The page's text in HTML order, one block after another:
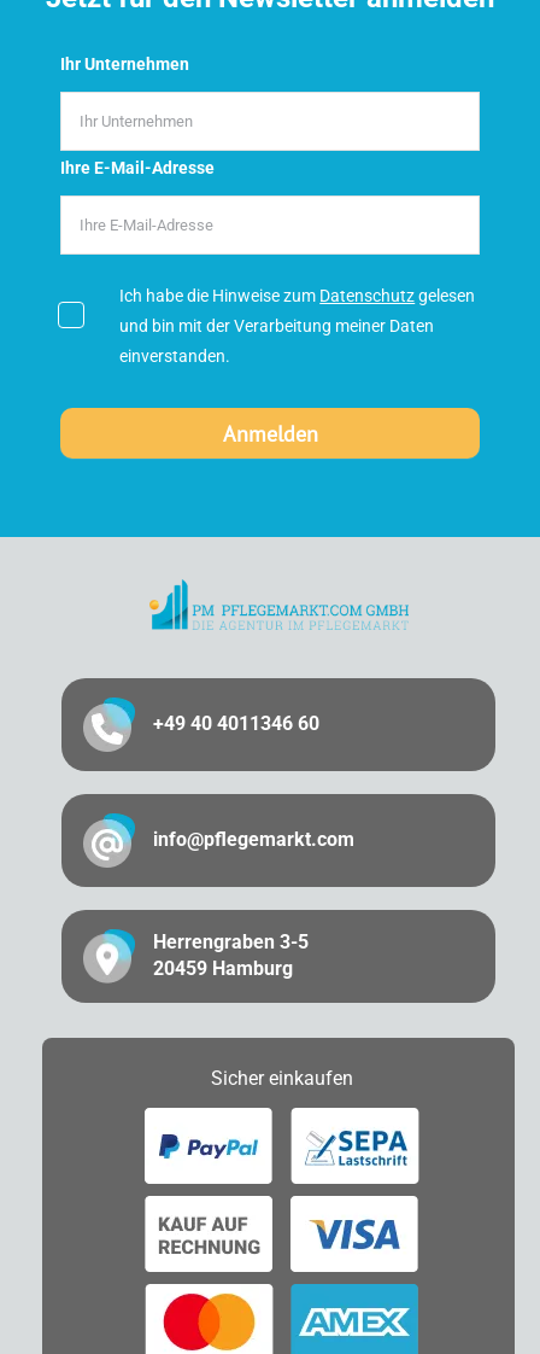
Ihr Unternehmen
Ihre E-Mail-Adresse
Ich habe die Hinweise zum Datenschutzgelesen
und bin mit der Verarbeitung meiner Daten
einverstanden.
+49 40 4011346 60
info@pflegemarkt.com
Herrengraben 3-5
20459 Hamburg
Sichereinkaufen